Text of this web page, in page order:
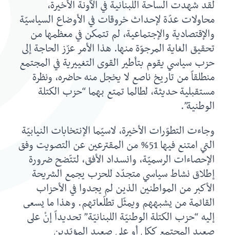
لقد شهدت الساحة اللبنانية في الآونة الأخيرة،
محاولات عدّة لإحداث خروقات في الأوضاع السياسيّة
والإقتصادية والإجتماعية، لم تتمكن في معظمها من
تحقيق الغاية المرجوّة منها. هذا الأمر عزّز الحاجة إلى
حزب سياسي يقوم بتأطير القوى التغييرية في المجتمع
منطلقاً من تاريخ ناصع لا يخجل منه حاضره، ونظرة
مستقبلية حديثة، لطالما تمتع بهما “حزب الكتلة
الوطنية”.
وجاءت التطوّرات الأخيرة، لاسيّما الإنتخابات النيابيّة
التي امتنع فيها 51% من المقترعين عن التصويت وفق
الإحصاءات الرسميّة، وانسداد الأفق، لتتّضح ضرورة
إطلاق نشاط سياسي متجدّد للحزب يجمع الشريحة
الأكبر من المواطنين الذين لم يجدوا في الأحزاب
القائمة من يشبههم ويمثّل تطلّعاتهم. وهذا ما يسعى
إليه “حزب الكتلة الوطنيّة اللبنانيّة” تحديداً إنْ على